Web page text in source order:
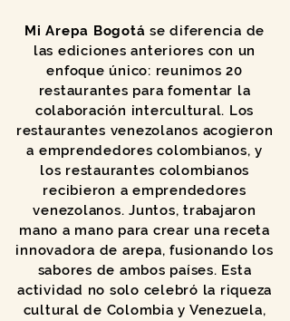
Mi Arepa Bogotá se diferencia de
las ediciones anteriores con un
enfoque único: reunimos 20
restaurantes para fomentar la
colaboración intercultural. Los
restaurantes venezolanos acogieron
a emprendedores colombianos, y
los restaurantes colombianos
recibieron a emprendedores
venezolanos. Juntos, trabajaron
mano a mano para crear una receta
innovadora de arepa, fusionando los
sabores de ambos países. Esta
actividad no solo celebró la riqueza
cultural de Colombia y Venezuela,